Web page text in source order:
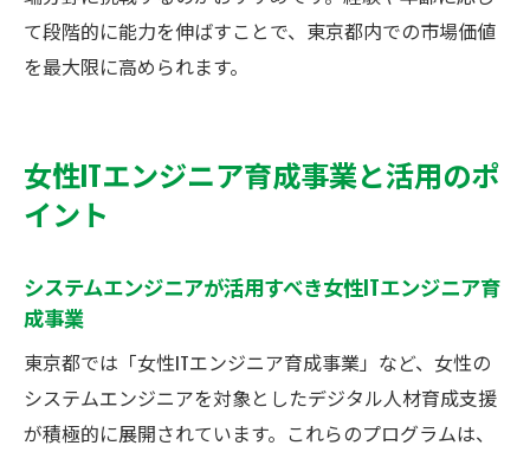
て段階的に能力を伸ばすことで、東京都内での市場価値
を最大限に高められます。
女性ITエンジニア育成事業と活用のポ
イント
システムエンジニアが活用すべき女性ITエンジニア育
成事業
東京都では「女性ITエンジニア育成事業」など、女性の
システムエンジニアを対象としたデジタル人材育成支援
が積極的に展開されています。これらのプログラムは、